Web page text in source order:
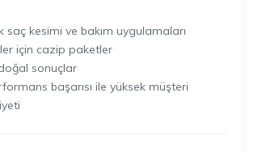
saç kesimi ve bakım uygulamaları
için cazip paketler
doğal sonuçlar
başarısı ile yüksek müşteri